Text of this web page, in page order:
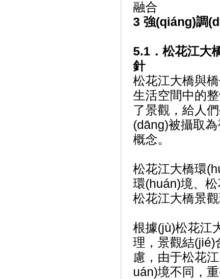
融合
3 強(qiáng)調
5.1．松花江大
針
松花江大橋與
生活空間中的
了景觀，
(dāng)被攝取為
概念。
松花江大橋環
環(huán)境、
松花江大橋景觀
根據(jù)松花江
理，景觀
慮，由于
uán)境不同